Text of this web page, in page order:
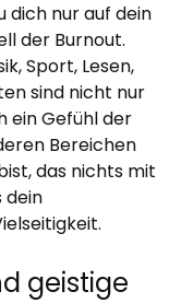
dich nur auf dein
der Burnout.
Sport, Lesen,
sind nicht nur
ein Gefühl der
Bereichen
das nichts mit
dein
geistige